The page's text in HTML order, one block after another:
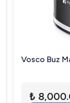
Vosco Buz
₺